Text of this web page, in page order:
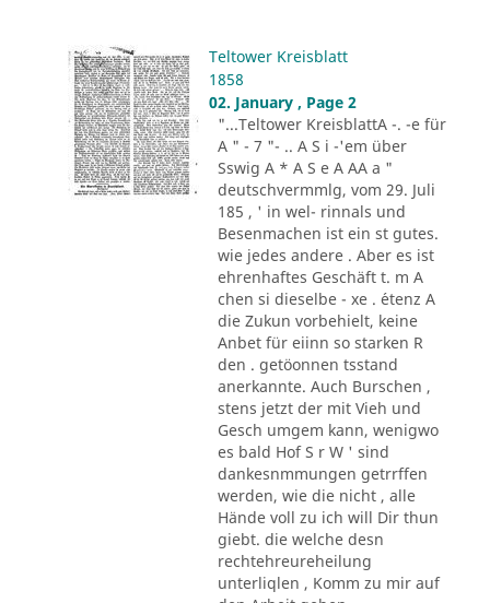
Teltower Kreisblatt
1858
02. January , Page 2
"...Teltower KreisblattA -. -e für
A " - 7 "- .. A S i -'em über
Sswig A * A S e A AA a "
deutschvermmlg, vom 29. Juli
185 , ' in wel- rinnals und
Besenmachen ist ein st gutes.
wie jedes andere . Aber es ist
ehrenhaftes Geschäft t. m A
chen si dieselbe - xe . ´etenz A
die Zukun vorbehielt, keine
Anbet für eiinn so starken R
den . getöonnen tsstand
anerkannte. Auch Burschen ,
stens jetzt der mit Vieh und
Gesch umgem kann, wenigwo
es bald Hof S r W ' sind
dankesnmmungen getrrffen
werden, wie die nicht , alle
Hände voll zu ich will Dir thun
giebt. die welche desn
rechtehreureheilung
unterliqlen , Komm zu mir auf